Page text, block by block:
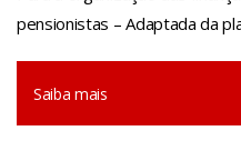
pensionistas – Adaptada da
Saiba mais